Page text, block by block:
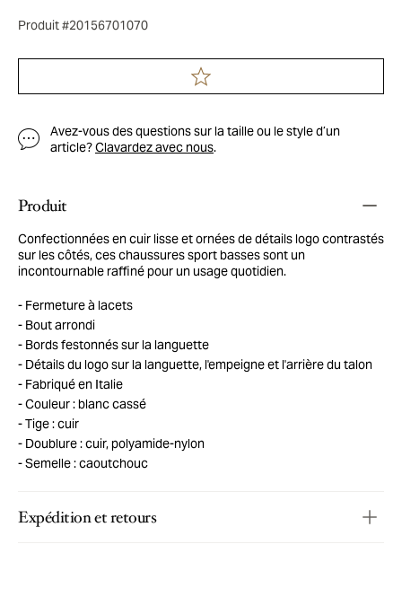
Produit #20156701070
Avez-vous des questions sur la taille ou le style d’un
article?Clavardez avec nous.
Produit
Confectionnées en cuir lisse et ornées de détails logo contrastés
sur les côtés, ces chaussures sport basses sont un
incontournable raffiné pour un usage quotidien.
Fermeture à lacets
Bout arrondi
Bords festonnés sur la languette
Détails du logo sur la languette, l'empeigne et l'arrière du talon
Fabriqué en Italie
Couleur : blanc cassé
Tige : cuir
Doublure : cuir, polyamide-nylon
Semelle : caoutchouc
Expédition et retours